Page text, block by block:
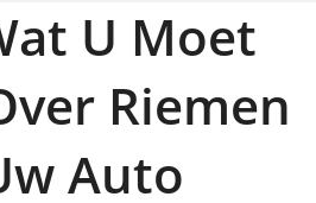
U Moet
Riemen
Auto